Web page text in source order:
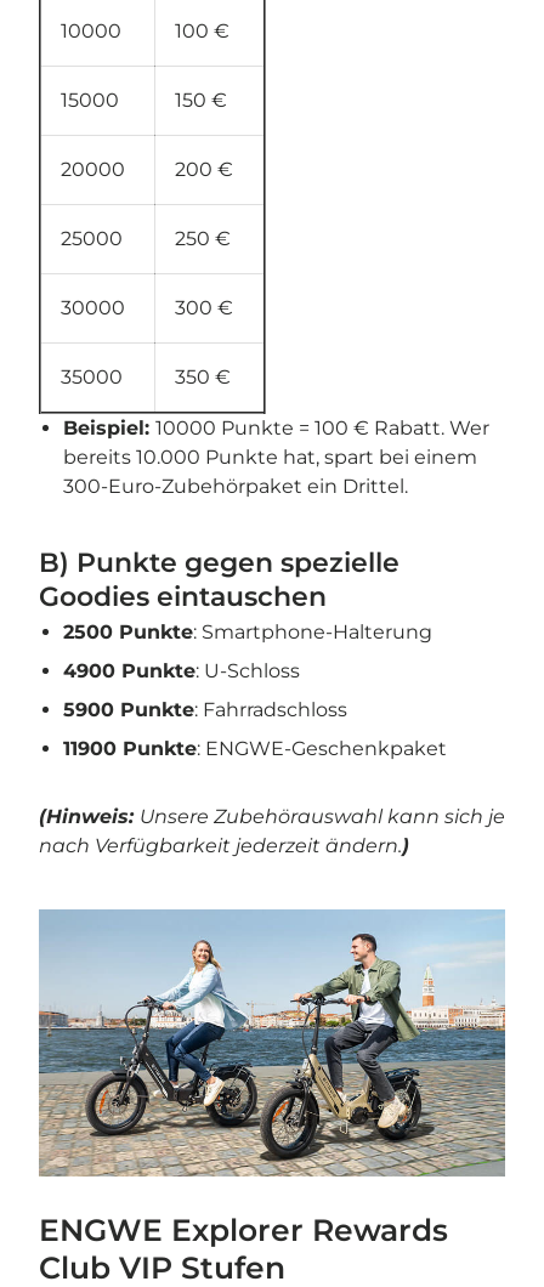
10000 100 €
15000 150 €
20000 200 €
25000 250 €
30000 300 €
35000 350 €
Beispiel: 10000 Punkte = 100 € Rabatt. Wer
bereits 10.000 Punkte hat, spart bei einem
300-Euro-Zubehörpaket ein Drittel.
B) Punkte gegen spezielle
Goodies eintauschen
2500 Punkte: Smartphone-Halterung
4900 Punkte: U‑Schloss
5900 Punkte: Fahrradschloss
11900 Punkte: ENGWE-Geschenkpaket
(Hinweis: Unsere Zubehörauswahl kann sich je
nach Verfügbarkeit jederzeit ändern.)
ENGWE Explorer Rewards
Club VIP Stufen